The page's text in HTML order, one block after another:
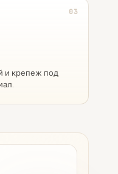
03
и крепеж под